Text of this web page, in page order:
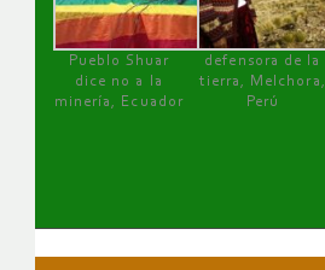
Pueblo Shuar
dice no a la
minería, Ecuador
defensora de la
tierra, Melchora,
Perú